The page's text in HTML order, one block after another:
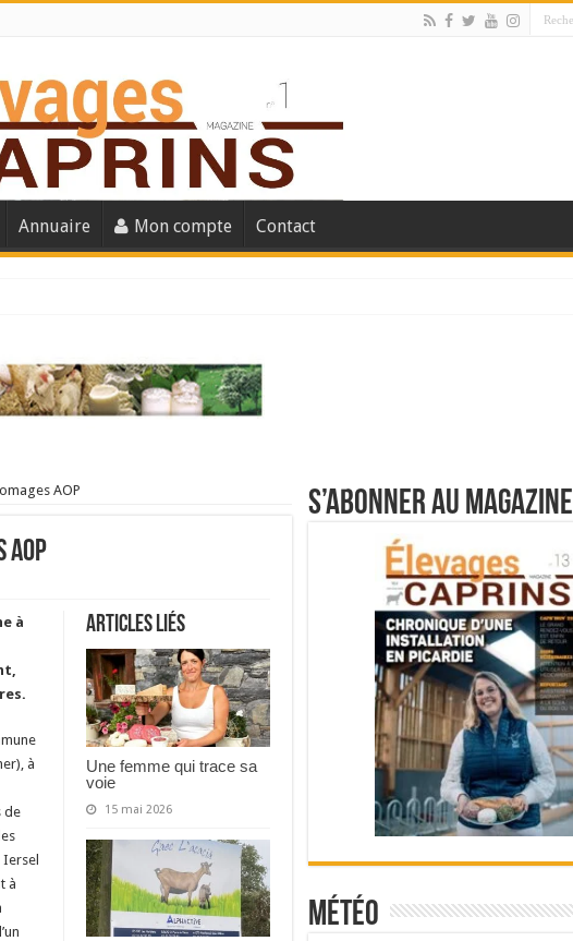
Annuaire Mon compte Contact
AOP
Articles liés
Une femme qui trace sa
voie
15 mai 2026
à
à
de
à
S’abonner au magazine
Météo